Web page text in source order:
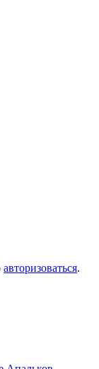
авторизоваться.